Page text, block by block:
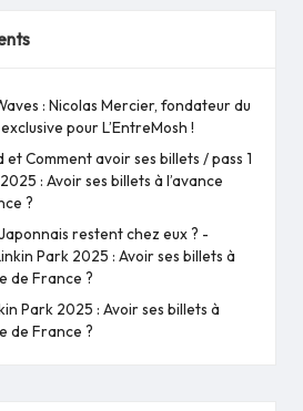
: Nicolas Mercier, fondateur du
pour L’EntreMosh !
Comment avoir ses billets / pass 1
: Avoir ses billets à l’avance
?
restent chez eux ? -
Park 2025 : Avoir ses billets à
de France ?
Park 2025 : Avoir ses billets à
de France ?